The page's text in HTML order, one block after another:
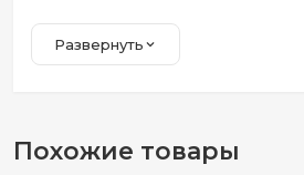
Развернуть
Похожие товары